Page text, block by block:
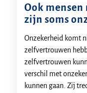
Ook
zijn soms
Onzekerheid komt
zelfvertrouwen
zelfvertrouwen
verschil met
kunnen gaan. Zij